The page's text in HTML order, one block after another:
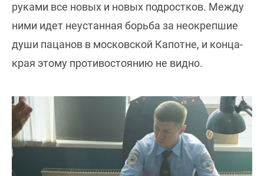
руками все новых и новых подростков. Между
ними идет неустанная борьба за неокрепшие
души пацанов в московской Капотне, и конца-
края этому противостоянию не видно.